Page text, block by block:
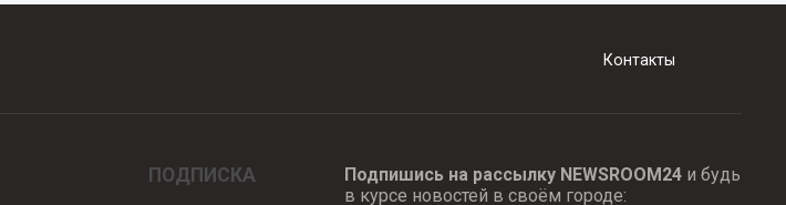
Контакты
ПОДПИСКА Подпишись на рассылку NEWSROOM24и будь
в курсе новостей в своём городе: